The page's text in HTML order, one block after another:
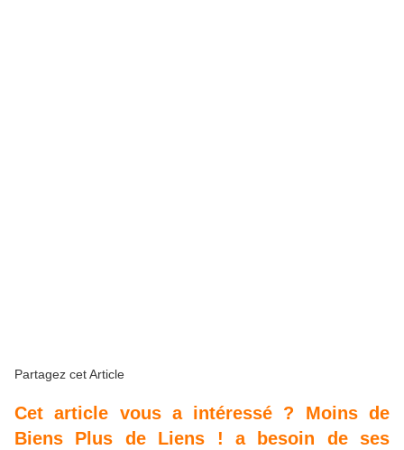
Partagez cet Article
Cet article vous a intéressé ? Moins de
Biens Plus de Liens ! a besoin de ses